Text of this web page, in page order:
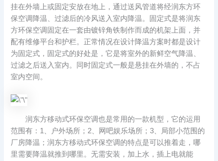
挂在外墙上或固定安放在地上，通过送风管道将经润东方环
保空调降温、过滤后的冷风送入室内降温。固定式是将润东
方环保空调固定在一套由镀锌角铁制作而成的机架上面，并
配有维修平台和护栏。正常情况在设计降温方案时都是设计
为固定式，固定式的好处是，它是将室外的新鲜空气降温、
过滤之后送入室内。同时固定式一般是悬挂在外墙的，不占
室内空间。
润东方移动式环保空调也是常用的一款机型，它的运用
范围有：1、户外场所；2、网吧娱乐场所；3、局部小范围的
厂房降温；润东方移动式环保空调的特点是可以推着走，哪
里需要降温就推到哪里。无需安装，加上水，插上电就能